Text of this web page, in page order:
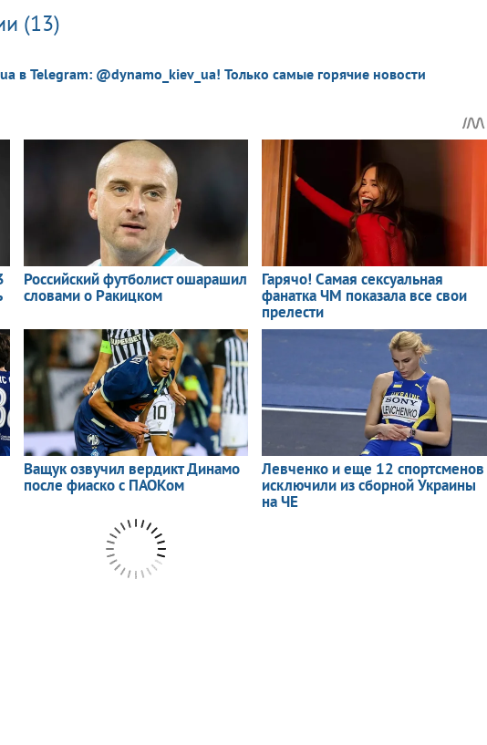
(13)
в Telegram: @dynamo_kiev_ua! Только самые горячие новости